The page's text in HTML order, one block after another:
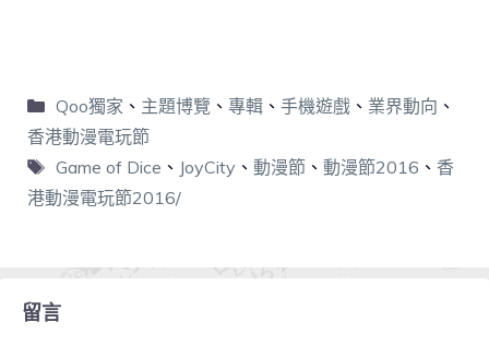
Qoo獨家 、 主題博覽 、 專輯、 手機遊戲、 業界動向 、
香港動漫電玩節
Game of Dice 、 JoyCity 、 動漫節、 動漫節2016 、 香
港動漫電玩節2016/
留言